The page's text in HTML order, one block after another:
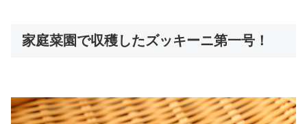
家庭菜園で収穫したズッキーニ第一号！